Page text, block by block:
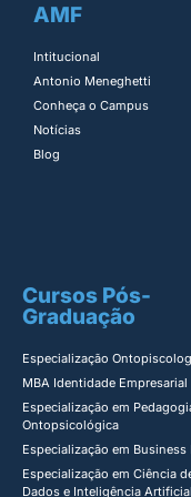
AMF
Intitucional
Antonio Meneghetti
Conheça o Campus
Notícias
Blog
Cursos Pós-
Graduação
Especialização
MBA Identidade Empresarial​
Especialização em
Ontopsicológica​
Especialização em Business
Especialização em Ciência
Dados e Inteligência Artificial